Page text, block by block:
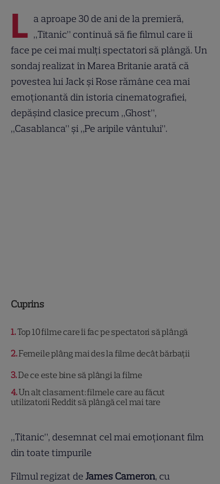
L a aproape 30 de ani de la premieră,
„Titanic” continuă să fie filmul care îi
face pe cei mai mulți spectatori să plângă. Un
sondaj realizat în Marea Britanie arată că
povestea lui Jack și Rose rămâne cea mai
emoționantă din istoria cinematografiei,
depășind clasice precum „Ghost”,
„Casablanca” și „Pe aripile vântului”.
Cuprins
1 Top 10 filme care îi fac pe spectatori să plângă
2 Femeile plâng mai des la filme decât bărbații
3 De ce este bine să plângi la filme
4 Un alt clasament: filmele care au făcut
utilizatorii Reddit să plângă cel mai tare
„Titanic”, desemnat cel mai emoționant film
din toate timpurile
Filmul regizat deJames Cameron, cu